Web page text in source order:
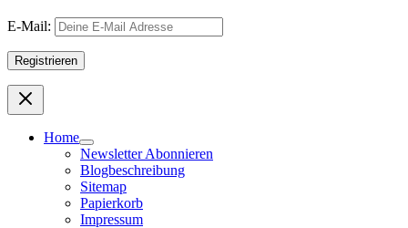
E-Mail:
Home
Newsletter Abonnieren
Blogbeschreibung
Sitemap
Papierkorb
Impressum